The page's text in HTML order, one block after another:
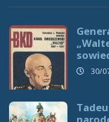
30/